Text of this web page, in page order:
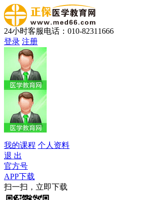
24小时客服电话：010-82311666
登录 注册
我的课程 个人资料
退 出
官方号
APP下载
扫一扫，立即下载